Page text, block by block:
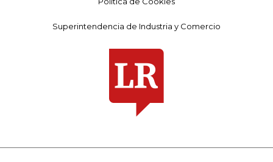
Superintendencia de Industria y Comercio